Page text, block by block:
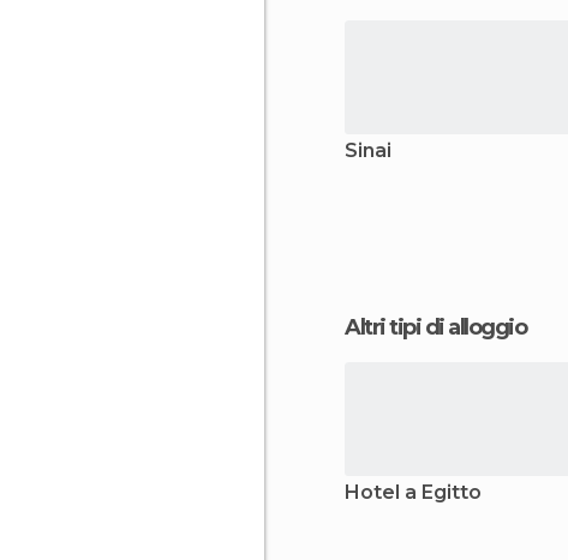
Sinai
Altri tipi di alloggio
Hotel a Egitto